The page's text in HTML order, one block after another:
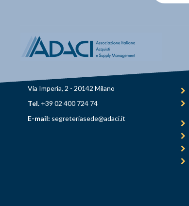
Via Imperia, 2 - 20142 Milano
Tel. +39 02 400 724 74
E-mail: segreteriasede@adaci.it